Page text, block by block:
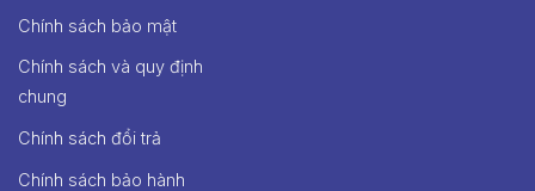
Chính sách bảo mật
Chính sách và quy định
chung
Chính sách đổi trả
Chính sách bảo hành